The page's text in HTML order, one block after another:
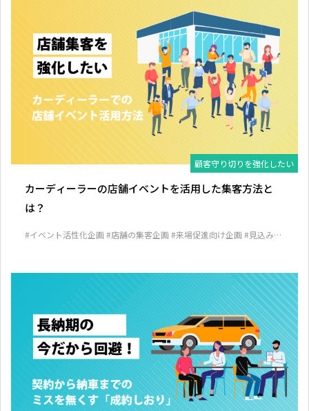
顧客守り切りを強化したい
カーディーラーの店舗イベントを活用した集客方法と
は？
#イベント活性化企画 #店舗の集客企画 #来場促進向け企画 #見込み客